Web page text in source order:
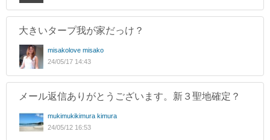
大きいタープ我が家だっけ？
misakolove misako
24/05/17 14:43
メール返信ありがとうございます。新３聖地確定？
mukimukikimura kimura
24/05/12 16:53